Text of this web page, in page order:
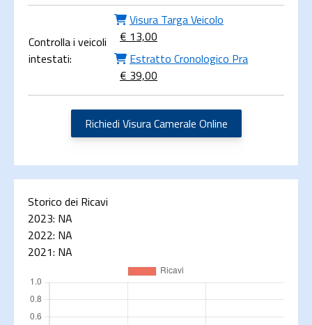
Controlla i veicoli
intestati:
Visura Targa Veicolo
€ 13,00
Estratto Cronologico Pra
€ 39,00
Richiedi Visura Camerale Online
Storico dei Ricavi
2023: NA
2022: NA
2021: NA